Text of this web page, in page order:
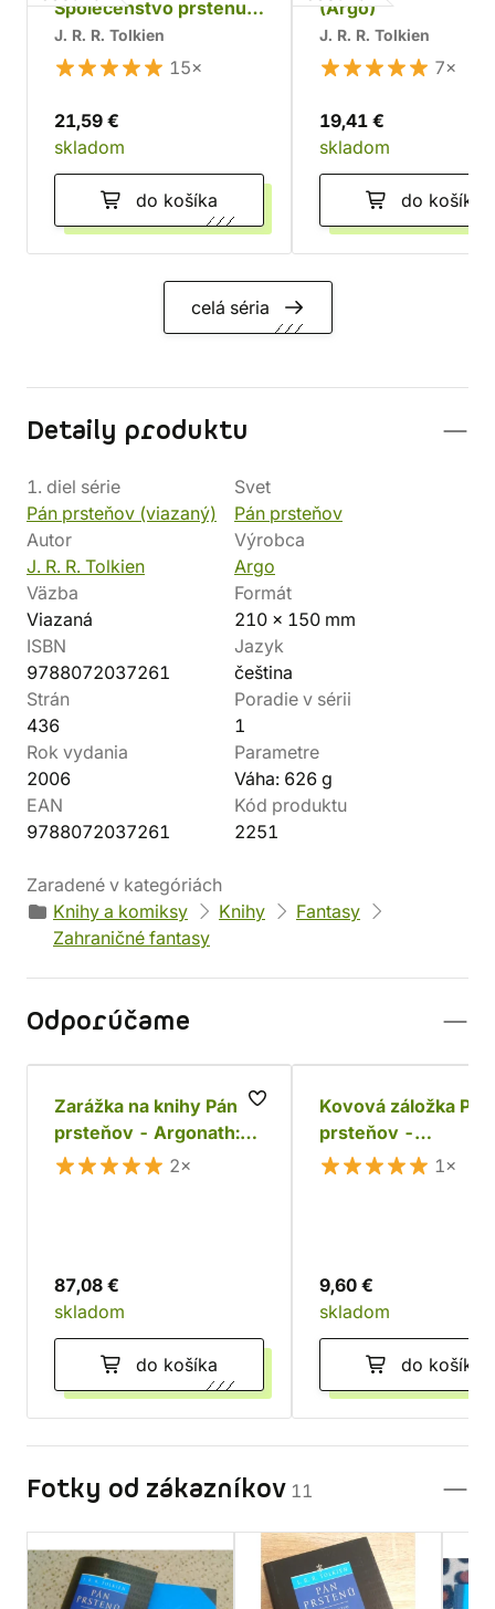
Společenstvo prstenu
(Argo)
J. R. R. Tolkien
15×
21,59 €
skladom
do košíka
(Argo)
J. R. R. Tolkien
7×
19,41 €
skladom
do košíka
celá séria
Detaily produktu
1. diel série
Pán prsteňov (viazaný)
Svet
Pán prsteňov
Autor
J. R. R. Tolkien
Výrobca
Argo
Väzba
Viazaná
Formát
210 x 150 mm
ISBN
9788072037261
Jazyk
čeština
Strán
436
Poradie v sérii
1
Rok vydania
2006
Parametre
Váha: 626 g
EAN
9788072037261
Kód produktu
2251
Zaradené v kategóriách
Knihy a komiksy
Knihy
Fantasy
Zahraničné fantasy
Odporúčame
Zarážka na knihy Pán
prsteňov - Argonath:
Brána kráľov 2×
87,08 €
skladom
do košíka
Kovová záložka Pán
prsteňov -
Spoločenstvo1×
9,60 €
skladom
do košíka
Fotky od zákazníkov 11